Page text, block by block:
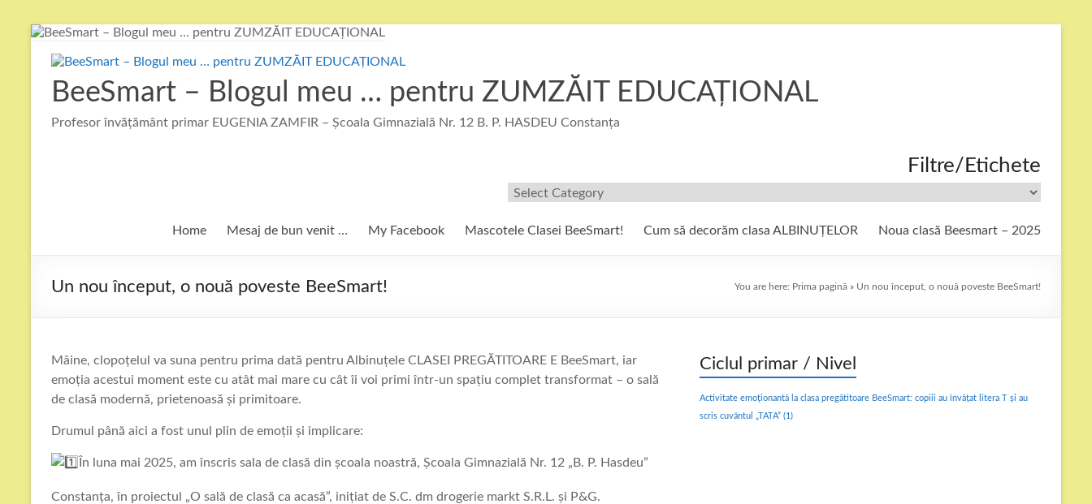
Skip
content
BeeSmart – Blogul meu … pentru ZUMZĂIT EDUCAȚIONAL
Profesor învățământ primar EUGENIA ZAMFIR – Școala Gimnazială Nr. 12 B. P. HASDEU Constanța
Filtre/Etichete
Filtre/Etichete
Home Mesaj de bun venit … My Facebook Mascotele Clasei BeeSmart! Cum să decorăm clasa ALBINUȚELOR Noua clasă Beesmart – 2025
Un nou început, o nouă poveste BeeSmart! You are here: Prima pagină » Un nou început, o nouă poveste BeeSmart!
Mâine, clopoțelul va suna pentru prima dată pentru Albinuțele CLASEI PREGĂTITOARE E BeeSmart, iar
emoția acestui moment este cu atât mai mare cu cât îi voi primi într-un spațiu complet transformat – o sală
de clasă modernă, prietenoasă și primitoare.
Drumul până aici a fost unul plin de emoții și implicare:
În luna mai 2025, am înscris sala de clasă din școala noastră, Școala Gimnazială Nr. 12 „B. P. Hasdeu”
Constanța, în proiectul „O sală de clasă ca acasă”, inițiat de S.C. dm drogerie markt S.R.L. și P&G.
Ciclul primar / Nivel
Activitate emoționantă la clasa pregătitoare BeeSmart: copiii au învățat litera T și au
scris cuvântul „TATA” (1)